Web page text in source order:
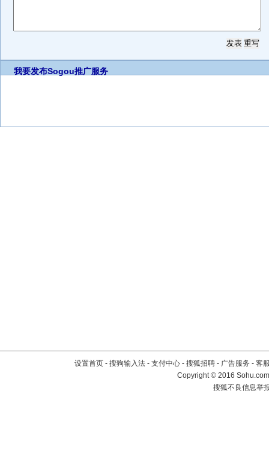
我要发布Sogou推广服务
设置首页 - 搜狗输入法 - 支付中心 - 搜狐招聘 - 广告服务 - 客
Copyright©2016
搜狐不良信息举